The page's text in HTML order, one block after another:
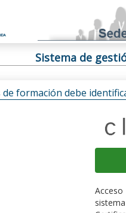
Sistema de
formación debe